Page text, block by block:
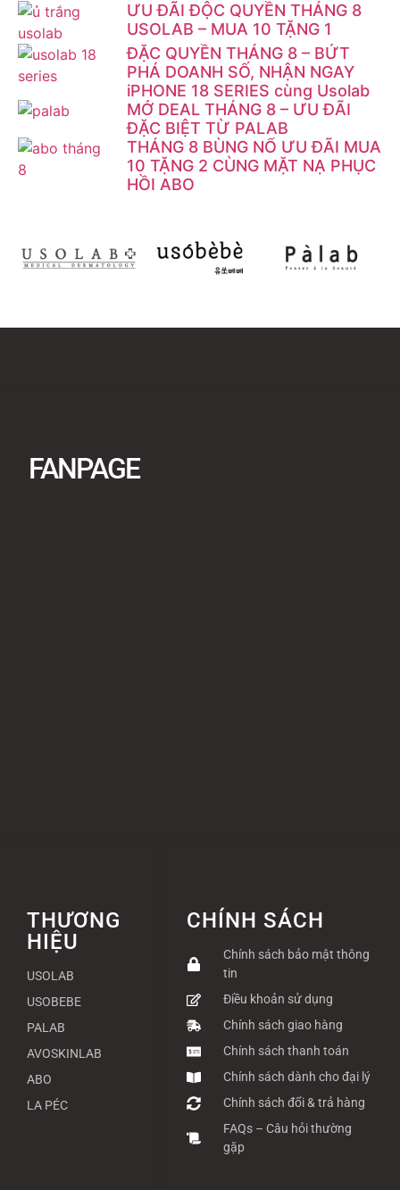
ƯU ĐÃI ĐỘC QUYỀN THÁNG 8
USOLAB – MUA 10 TẶNG 1
ĐẶC QUYỀN THÁNG 8 – BỨT
PHÁ DOANH SỐ, NHẬN NGAY
iPHONE 18 SERIES cùng Usolab
MỞ DEAL THÁNG 8 – ƯU ĐÃI
ĐẶC BIỆT TỪ PALAB
THÁNG 8 BÙNG NỔ ƯU ĐÃI MUA
10 TẶNG 2 CÙNG MẶT NẠ PHỤC
HỒI ABO
CHÍNH SÁCH
Chính sách bảo mật thông
tin
Điều khoản sử dụng
Chính sách giao hàng
Chính sách thanh toán
Chính sách dành cho đại lý
Chính sách đổi & trả hàng
FAQs – Câu hỏi thường
gặp
THƯƠNG
HIỆU
USOLAB
USOBEBE
PALAB
AVOSKINLAB
ABO
LA PÉC
FANPAGE